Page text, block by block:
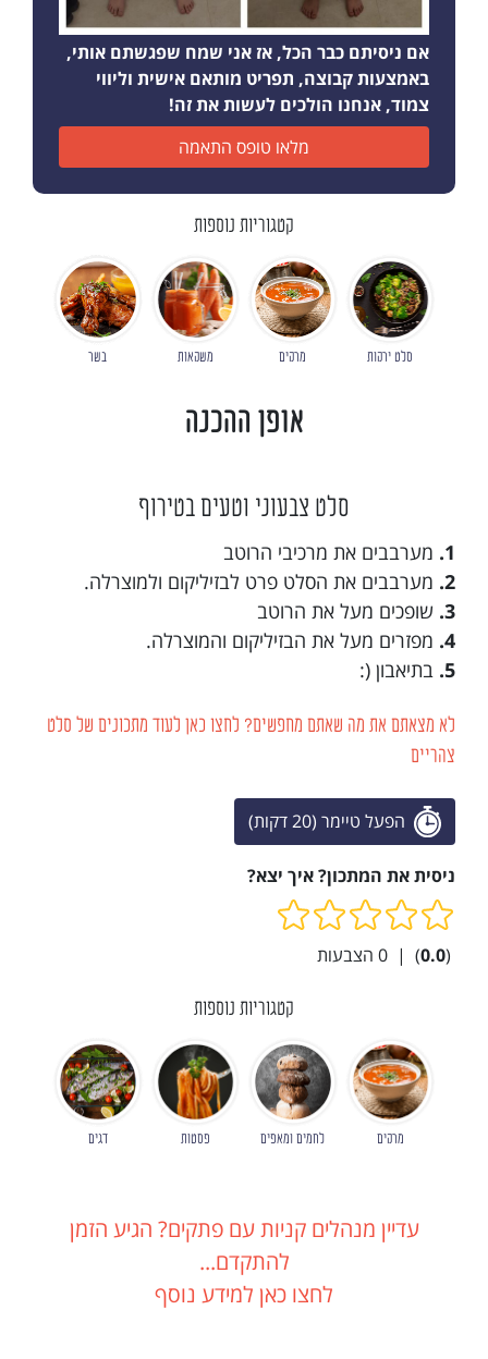
אם ניסיתם כבר הכל, אז אני שמח שפגשתם אותי,
באמצעות קבוצה, תפריט מותאם אישית וליווי
צמוד, אנחנו הולכים לעשות את זה!
מלאו טופס התאמה
קטגוריות נוספות
סלט ירקות מרקים משקאות בשר
אופן ההכנה
סלט צבעוני וטעים בטירוף
1. מערבבים את מרכיבי הרוטב
2. מערבבים את הסלט פרט לבזיליקום ולמוצרלה.
3. שופכים מעל את הרוטב
4. מפזרים מעל את הבזיליקום והמוצרלה.
5. בתיאבון (:
לא מצאתם את מה שאתם מחפשים? לחצו כאן לעוד מתכונים של סלט
צהריים
הפעל טיימר (20 דקות)
ניסית את המתכון? איך יצא?
(
0.0
)
|
0 הצבעות
קטגוריות נוספות
מרקים לחמים ומאפים פסטות דגים
עדיין מנהלים קניות עם פתקים? הגיע הזמן
להתקדם...
לחצו כאן למידע נוסף